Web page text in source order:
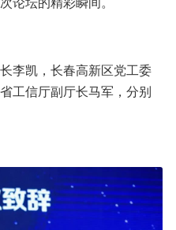
李凯，长春高新区党工委
工信厅副厅长马军，分别